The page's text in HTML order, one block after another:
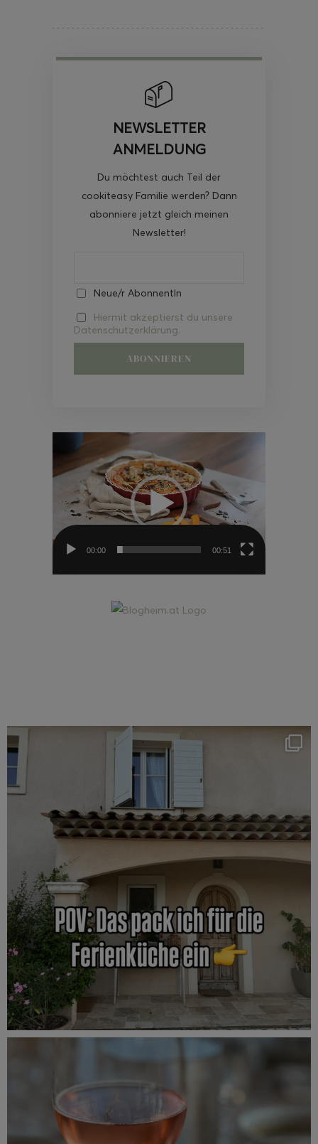
NEWSLETTER
ANMELDUNG
Du möchtest auch Teil der
cookiteasy Familie werden? Dann
abonniere jetzt gleich meinen
Newsletter!
Neue/r AbonnentIn
Hiermit akzeptierst du unsere
Datenschutzerklärung.
Video-
00:00 00:51